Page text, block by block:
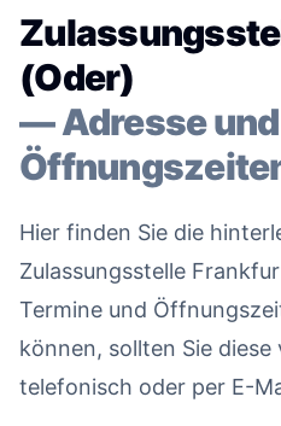
(Oder)
— Adresse und
Hier finden Sie die
Zulassungsstelle
Termine und
können, sollten Sie
telefonisch oder per E-